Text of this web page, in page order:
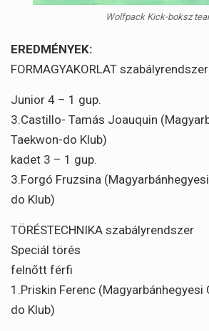
Wolfpack Kick-boksz
EREDMÉNYEK:
FORMAGYAKORLAT szabályrendszer
Junior 4 – 1 gup.
3.Castillo- Tamás Joauquin
Taekwon-do Klub)
kadet 3 – 1 gup.
3.Forgó Fruzsina
do Klub)
TÖRÉSTECHNIKA szabályrendszer
Speciál törés
felnőtt férfi
1.Priskin Ferenc (Magyarbánhegyesi
do Klub)